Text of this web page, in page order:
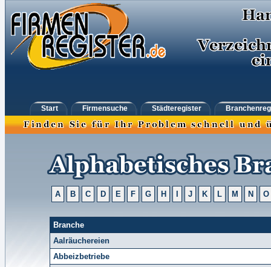
Start Firmensuche Städteregister
A B C D E F G H J K L M N O
Branche
Aalräuchereien
Abbeizbetriebe